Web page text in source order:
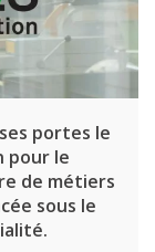
portes le
pour le
de métiers
sous le